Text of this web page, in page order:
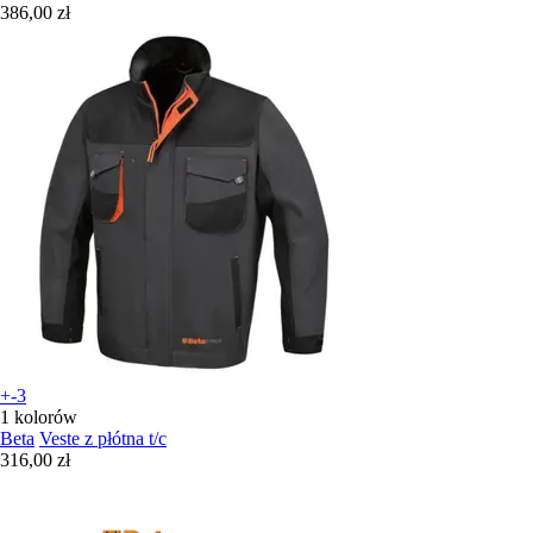
386,00 zł
+-3
1 kolorów
Beta Veste z płótna t/c
316,00 zł